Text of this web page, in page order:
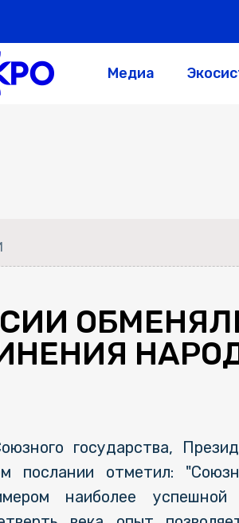
Медиа
государства,
послании отметил:
наиболее успешной